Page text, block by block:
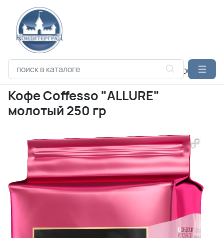
Каталог продукции COFFESSO КОФЕ
Кофе Coffesso "ALLURE"
молотый 250 гр